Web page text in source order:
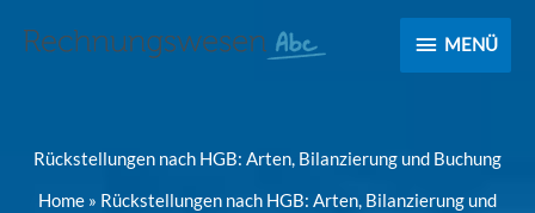
MENÜ
MENÜ
Rückstellungen nach HGB: Arten, Bilanzierung und Buchung
Home » Rückstellungen nach HGB: Arten, Bilanzierung und